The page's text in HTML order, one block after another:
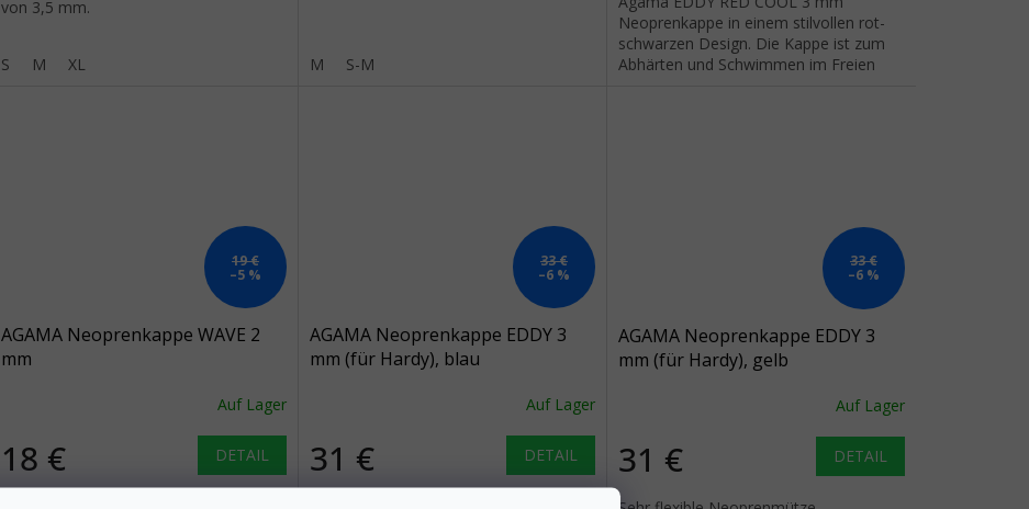
von 3,5 mm.
S M XL M S-M
Neoprenkappe in einem stilvollen rot-
schwarzen Design. Die Kappe ist zum
Abhärten und Schwimmen im Freien
19 €
–5 %
AGAMA Neoprenkappe WAVE 2
mm
Auf Lager
18 € DETAIL
33 €
–6 %
AGAMA Neoprenkappe EDDY 3
mm (für Hardy), blau
Auf Lager
31 € DETAIL
33 €
–6 %
AGAMA Neoprenkappe EDDY 3
mm (für Hardy), gelb
Auf Lager
31 € DETAIL